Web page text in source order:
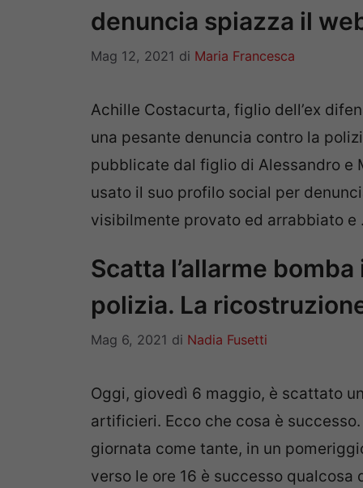
denuncia spiazza il
Mag 12, 2021 di Maria Francesca
Achille Costacurta, figlio dell’ex
una pesante denuncia contro la
pubblicate dal figlio di Alessandro e
usato il suo profilo social per
visibilmente provato ed arrabbiato e
Scatta l’allarme
polizia. La
Mag 6, 2021 di Nadia Fusetti
Oggi, giovedì 6 maggio, è scattato
artificieri. Ecco che cosa è
giornata come tante, in un
verso le ore 16 è successo